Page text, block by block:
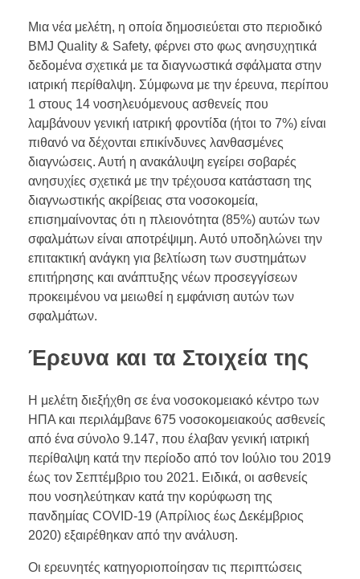
Μια νέα μελέτη, η οποία δημοσιεύεται στο περιοδικό
BMJ Quality & Safety, φέρνει στο φως ανησυχητικά
δεδομένα σχετικά με τα διαγνωστικά σφάλματα στην
ιατρική περίθαλψη. Σύμφωνα με την έρευνα, περίπου
1 στους 14 νοσηλευόμενους ασθενείς που
λαμβάνουν γενική ιατρική φροντίδα (ήτοι το 7%) είναι
πιθανό να δέχονται επικίνδυνες λανθασμένες
διαγνώσεις. Αυτή η ανακάλυψη εγείρει σοβαρές
ανησυχίες σχετικά με την τρέχουσα κατάσταση της
διαγνωστικής ακρίβειας στα νοσοκομεία,
επισημαίνοντας ότι η πλειονότητα (85%) αυτών των
σφαλμάτων είναι αποτρέψιμη. Αυτό υποδηλώνει την
επιτακτική ανάγκη για βελτίωση των συστημάτων
επιτήρησης και ανάπτυξης νέων προσεγγίσεων
προκειμένου να μειωθεί η εμφάνιση αυτών των
σφαλμάτων.
Έρευνα και τα Στοιχεία της
Η μελέτη διεξήχθη σε ένα νοσοκομειακό κέντρο των
ΗΠΑ και περιλάμβανε 675 νοσοκομειακούς ασθενείς
από ένα σύνολο 9.147, που έλαβαν γενική ιατρική
περίθαλψη κατά την περίοδο από τον Ιούλιο του 2019
έως τον Σεπτέμβριο του 2021. Ειδικά, οι ασθενείς
που νοσηλεύτηκαν κατά την κορύφωση της
πανδημίας COVID-19 (Απρίλιος έως Δεκέμβριος
2020) εξαιρέθηκαν από την ανάλυση.
Οι ερευνητές κατηγοριοποίησαν τις περιπτώσεις